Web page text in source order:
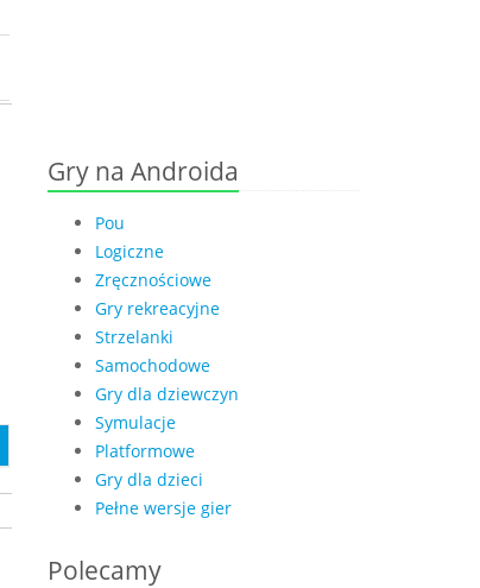
Gry na Androida
Pou
Logiczne
Zręcznościowe
Gry rekreacyjne
Strzelanki
Samochodowe
Gry dla dziewczyn
Symulacje
Platformowe
Gry dla dzieci
Pełne wersje gier
Polecamy